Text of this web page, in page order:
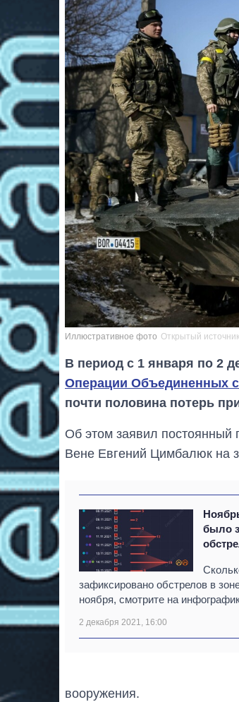
Иллюстративное фото Открытый источник
В период с 1 января по 2
Операции Объединенных
почти половина потерь
Об этом заявил постоянный
Вене Евгений Цимбалюк на
было
зафиксировано обстрелов в
ноября, смотрите на
2 декабря 2021, 16:00
вооружения.